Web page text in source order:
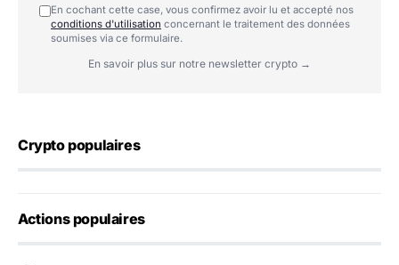
En cochant cette case, vous confirmez avoir lu et accepté nos
conditions d'utilisation concernant le traitement des données
soumises via ce formulaire.
En savoir plus sur notre newsletter crypto →
Crypto populaires
Actions populaires